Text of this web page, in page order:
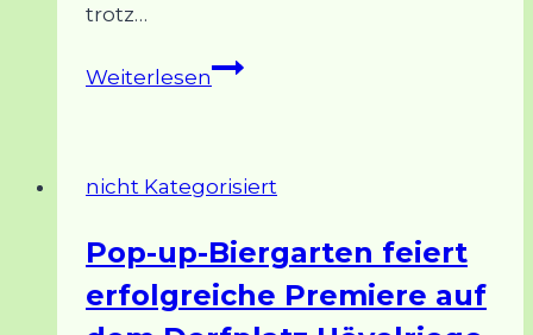
trotz…
WeiterlesenHövelriege
auf
voller
Einsatz
trotz
nicht Kategorisiert
Pop-up-Biergarten feiert
erfolgreiche Premiere auf